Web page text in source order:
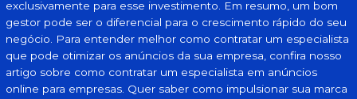
exclusivamente para esse investimento. Em resumo, um bom
gestor pode ser o diferencial para o crescimento rápido do seu
negócio. Para entender melhor como contratar um especialista
que pode otimizar os anúncios da sua empresa, confira nosso
artigo sobre como contratar um especialista em anúncios
online para empresas. Quer saber como impulsionar sua marca